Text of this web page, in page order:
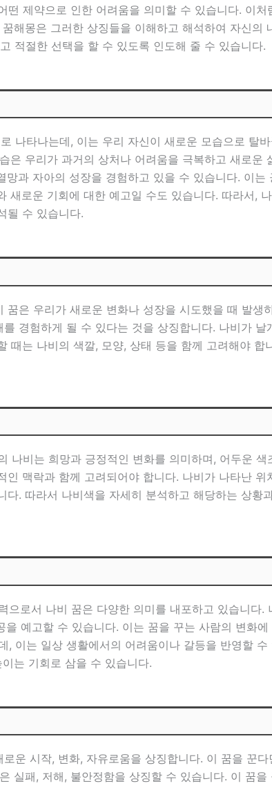
제약으로 인한 어려움을 의미할 수 있습니다. 이처
해몽은 그러한 상징들을 이해하고 해석하여 자신의
적절한 선택을 할 수 있도록 인도해 줄 수 있습니다.
나타나는데, 이는 우리 자신이 새로운 모습으로 탈
은 우리가 과거의 상처나 어려움을 극복하고 새로운
과 자아의 성장을 경험하고 있을 수 있습니다. 이는
새로운 기회에 대한 예고일 수도 있습니다. 따라서,
될 수 있습니다.
은 우리가 새로운 변화나 성장을 시도했을 때 발생
경험하게 될 수 있다는 것을 상징합니다. 나비가 날
때는 나비의 색깔, 모양, 상태 등을 함께 고려해야 합
나비는 희망과 긍정적인 변화를 의미하며, 어두운 색
맥락과 함께 고려되어야 합니다. 나비가 나타난 위
. 따라서 나비색을 자세히 분석하고 해당하는 상황
로서 나비 꿈은 다양한 의미를 내포하고 있습니다.
예고할 수 있습니다. 이는 꿈을 꾸는 사람의 변화에
이는 일상 생활에서의 어려움이나 갈등을 반영할 수
는 기회로 삼을 수 있습니다.
운 시작, 변화, 자유로움을 상징합니다. 이 꿈을 꾼다
실패, 저해, 불안정함을 상징할 수 있습니다. 이 꿈을